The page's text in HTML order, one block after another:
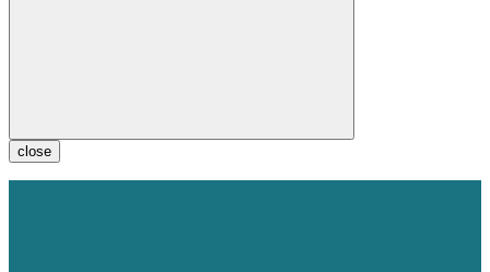
close